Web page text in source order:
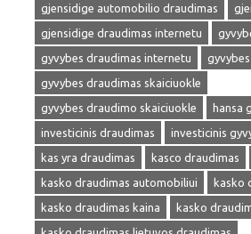
gjensidige automobilio draudimas
gjensidige draudimas internetu
gyvybes draudimas internetu
gyvybes draudimas skaiciuokle
gyvybes draudimo skaiciuokle
hansa
investicinis draudimas
investicinis
kas yra draudimas
kasco draudimas
kasko draudimas automobiliui
kasko
kasko draudimas kaina
kasko